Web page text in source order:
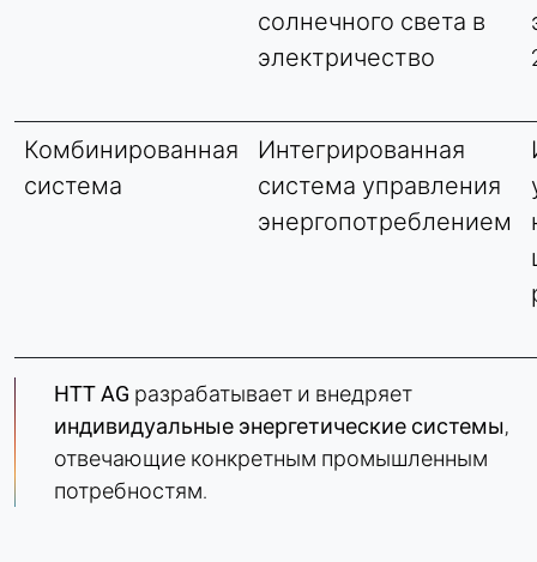
солнечного света в
электричество
Комбинированная
система
Интегрированная
система управления
энергопотреблением
HTT AG разрабатывает и внедряет
индивидуальные энергетические системы,
отвечающие конкретным промышленным
потребностям.